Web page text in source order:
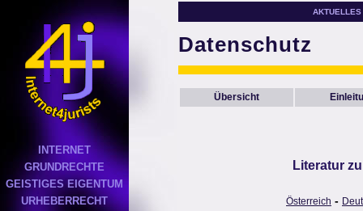
INTERNET
GRUNDRECHTE
GEISTIGES EIGENTUM
URHEBERRECHT
AKTUELLES
Datenschutz
Übersicht
Literatur
Österreich -